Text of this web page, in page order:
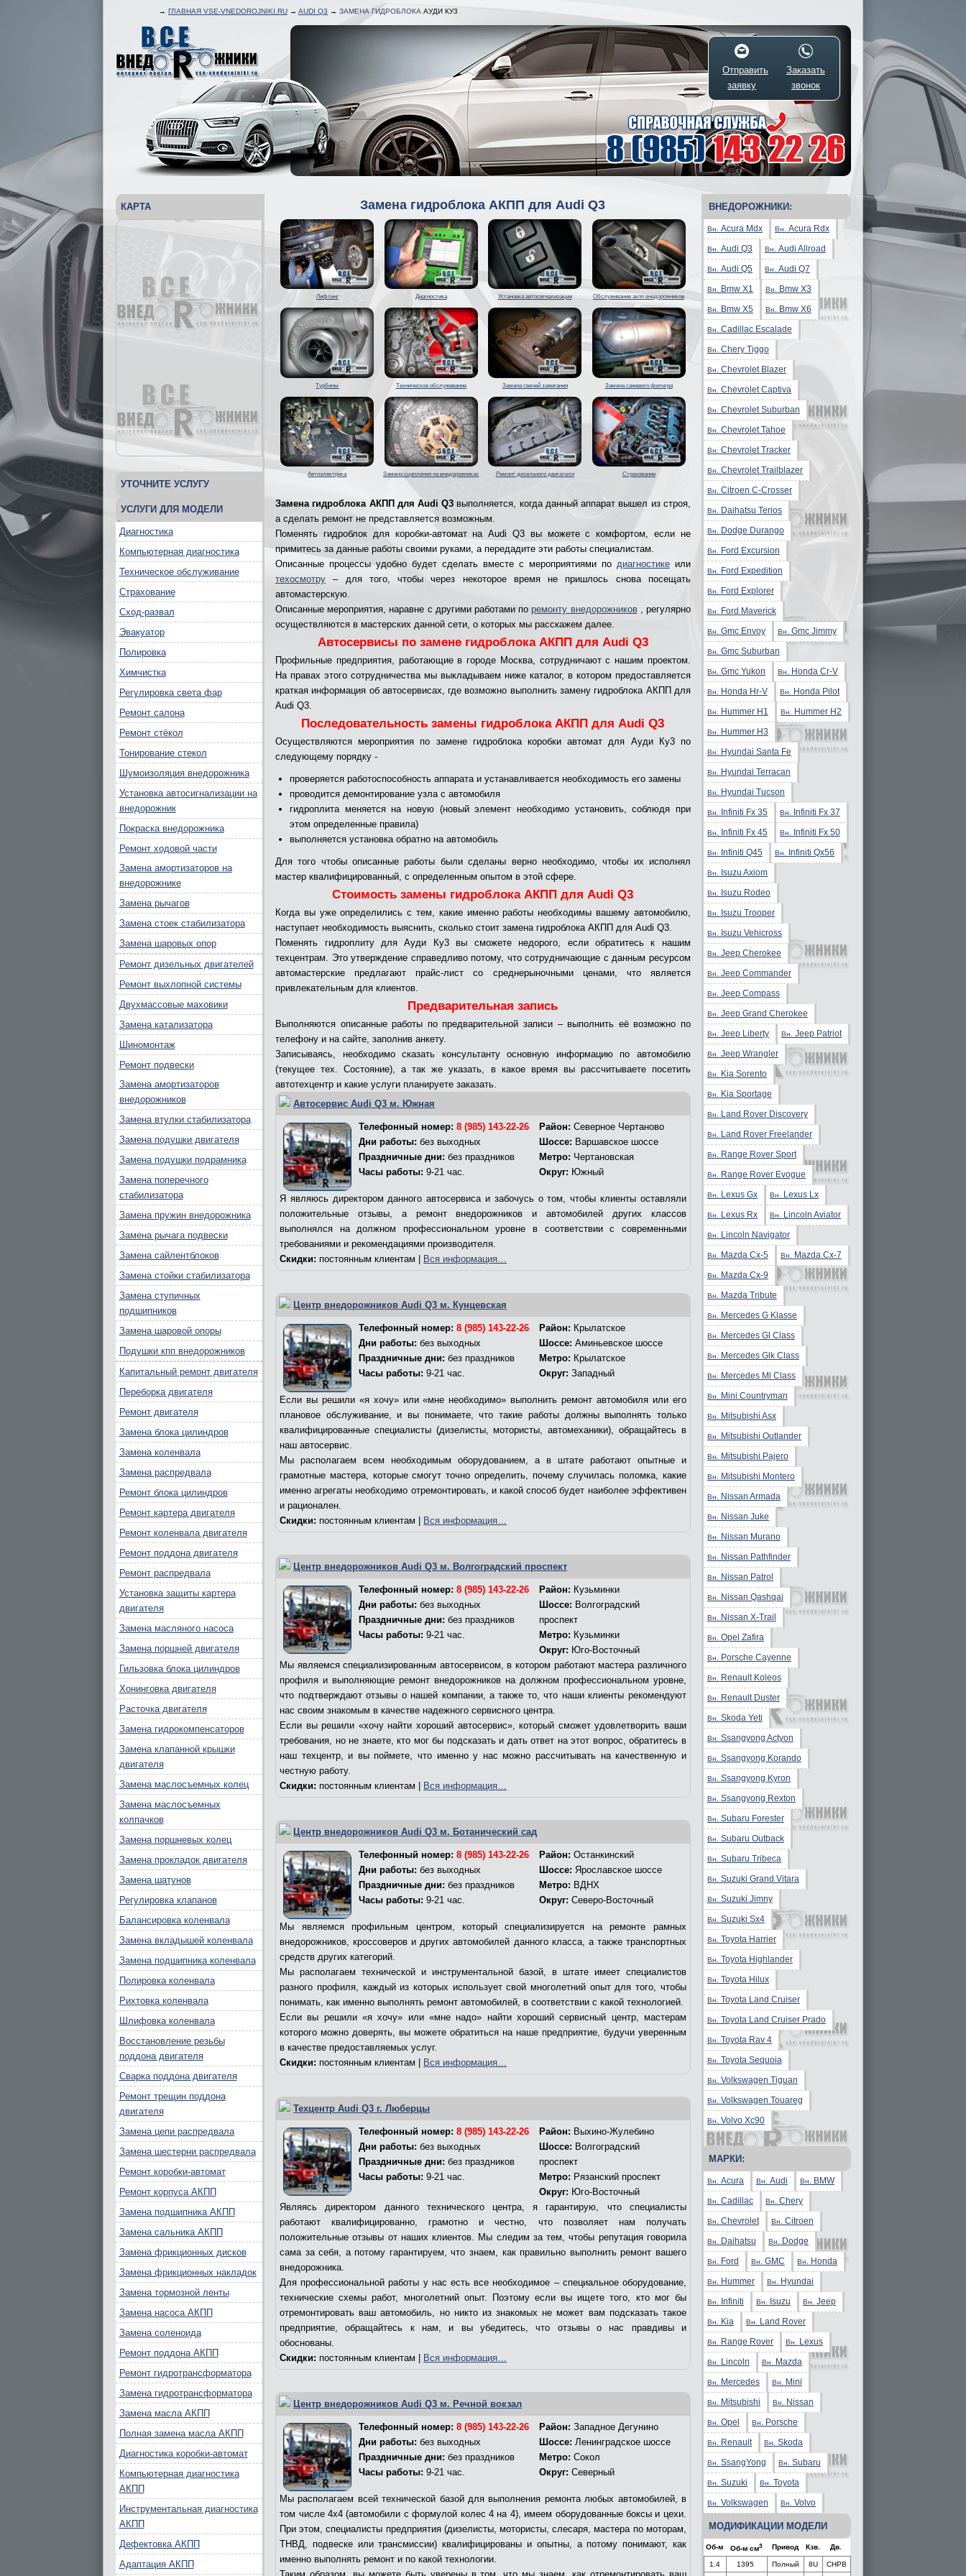
→ ГЛАВНАЯ VSE-VNEDOROJNIKI.RU → AUDI Q3 → ЗАМЕНА ГИДРОБЛОКА АУДИ КУ3
Отправить
заявку
Заказать
звонок
Замена гидроблока АКПП для Audi Q3
Лифтинг Диагностика Установка автосигнализации Обслуживание акпп внедорожников
Турбины Техническое обслуживание Замена свечей зажигания Замена сажевого фильтра
Автоэлектрика Замена сцепления на внедорожниках Ремонт дизельного двигателя Страхование
Замена гидроблока АКПП для Audi Q3 выполняется, когда данный аппарат вышел из строя,
а сделать ремонт не представляется возможным.
Поменять гидроблок для коробки-автомат на Audi Q3 вы можете с комфортом, если не
примитесь за данные работы своими руками, а передадите эти работы специалистам.
Описанные процессы удобно будет сделать вместе с мероприятиями по диагностикеили
техосмотру – для того, чтобы через некоторое время не пришлось снова посещать
автомастерскую.
Описанные мероприятия, наравне с другими работами поремонту внедорожников, регулярно
осуществляются в мастерских данной сети, о которых мы расскажем далее.
Автосервисы по замене гидроблока АКПП для Audi Q3
Профильные предприятия, работающие в городе Москва, сотрудничают с нашим проектом.
На правах этого сотрудничества мы выкладываем ниже каталог, в котором предоставляется
краткая информация об автосервисах, где возможно выполнить замену гидроблока АКПП для
Audi Q3.
Последовательность замены гидроблока АКПП для Audi Q3
Осуществляются мероприятия по замене гидроблока коробки автомат для Ауди Ку3 по
следующему порядку -
проверяется работоспособность аппарата и устанавливается необходимость его замены
проводится демонтирование узла с автомобиля
гидроплита меняется на новую (новый элемент необходимо установить, соблюдя при
этом определенные правила)
выполняется установка обратно на автомобиль
Для того чтобы описанные работы были сделаны верно необходимо, чтобы их исполнял
мастер квалифицированный, с определенным опытом в этой сфере.
Стоимость замены гидроблока АКПП для Audi Q3
Когда вы уже определились с тем, какие именно работы необходимы вашему автомобилю,
наступает необходимость выяснить, сколько стоит замена гидроблока АКПП для Audi Q3.
Поменять гидроплиту для Ауди Ку3 вы сможете недорого, если обратитесь к нашим
техцентрам. Это утверждение справедливо потому, что сотрудничающие с данным ресурсом
автомастерские предлагают прайс-лист со среднерыночными ценами, что является
привлекательным для клиентов.
Предварительная запись
Выполняются описанные работы по предварительной записи – выполнить её возможно по
телефону и на сайте, заполнив анкету.
Записываясь, необходимо сказать консультанту основную информацию по автомобилю
(текущее тех. Состояние), а так же указать, в какое время вы рассчитываете посетить
автотехцентр и какие услуги планируете заказать.
Автосервис Audi Q3 м. Южная
Телефонный номер:8 (985) 143-22-26
Дни работы: без выходных
Праздничные дни: без праздников
Часы работы: 9-21 час.
Район: Северное Чертаново
Шоссе: Варшавское шоссе
Метро: Чертановская
Округ: Южный
Я являюсь директором данного автосервиса и забочусь о том, чтобы клиенты оставляли
положительные отзывы, а ремонт внедорожников и автомобилей других классов
выполнялся на должном профессиональном уровне в соответствии с современными
требованиями и рекомендациями производителя.
Скидки: постоянным клиентам | Вся информация…
Центр внедорожников Audi Q3 м. Кунцевская
Телефонный номер:8 (985) 143-22-26
Дни работы: без выходных
Праздничные дни: без праздников
Часы работы: 9-21 час.
Район: Крылатское
Шоссе: Аминьевское шоссе
Метро: Крылатское
Округ: Западный
Если вы решили «я хочу» или «мне необходимо» выполнить ремонт автомобиля или его
плановое обслуживание, и вы понимаете, что такие работы должны выполнять только
квалифицированные специалисты (дизелисты, мотористы, автомеханики), обращайтесь в
наш автосервис.
Мы располагаем всем необходимым оборудованием, а в штате работают опытные и
грамотные мастера, которые смогут точно определить, почему случилась поломка, какие
именно агрегаты необходимо отремонтировать, и какой способ будет наиболее эффективен
и рационален.
Скидки: постоянным клиентам | Вся информация…
Центр внедорожников Audi Q3 м. Волгоградский проспект
Телефонный номер:8 (985) 143-22-26
Дни работы: без выходных
Праздничные дни: без праздников
Часы работы: 9-21 час.
Район: Кузьминки
Шоссе: Волгоградский
проспект
Метро: Кузьминки
Округ: Юго-Восточный
Мы являемся специализированным автосервисом, в котором работают мастера различного
профиля и выполняющие ремонт внедорожников на должном профессиональном уровне,
что подтверждают отзывы о нашей компании, а также то, что наши клиенты рекомендуют
нас своим знакомым в качестве надежного сервисного центра.
Если вы решили «хочу найти хороший автосервис», который сможет удовлетворить ваши
требования, но не знаете, кто мог бы подсказать и дать ответ на этот вопрос, обратитесь в
наш техцентр, и вы поймете, что именно у нас можно рассчитывать на качественную и
честную работу.
Скидки: постоянным клиентам | Вся информация…
Центр внедорожников Audi Q3 м. Ботанический сад
Телефонный номер:8 (985) 143-22-26
Дни работы: без выходных
Праздничные дни: без праздников
Часы работы: 9-21 час.
Район: Останкинский
Шоссе: Ярославское шоссе
Метро: ВДНХ
Округ: Северо-Восточный
Мы являемся профильным центром, который специализируется на ремонте рамных
внедорожников, кроссоверов и других автомобилей данного класса, а также транспортных
средств других категорий.
Мы располагаем технической и инструментальной базой, в штате имеет специалистов
разного профиля, каждый из которых использует свой многолетний опыт для того, чтобы
понимать, как именно выполнять ремонт автомобилей, в соответствии с какой технологией.
Если вы решили «я хочу» или «мне надо» найти хороший сервисный центр, мастерам
которого можно доверять, вы можете обратиться на наше предприятие, будучи уверенным
в качестве предоставляемых услуг.
Скидки: постоянным клиентам | Вся информация…
Техцентр Audi Q3 г. Люберцы
Телефонный номер:8 (985) 143-22-26
Дни работы: без выходных
Праздничные дни: без праздников
Часы работы: 9-21 час.
Район: Выхино-Жулебино
Шоссе: Волгоградский
проспект
Метро: Рязанский проспект
Округ: Юго-Восточный
Являясь директором данного технического центра, я гарантирую, что специалисты
работают квалифицированно, грамотно и честно, что позволяет нам получать
положительные отзывы от наших клиентов. Мы следим за тем, чтобы репутация говорила
сама за себя, а потому гарантируем, что знаем, как правильно выполнить ремонт вашего
внедорожника.
Для профессиональной работы у нас есть все необходимое – специальное оборудование,
технические схемы работ, многолетний опыт. Поэтому если вы ищете того, кто мог бы
отремонтировать ваш автомобиль, но никто из знакомых не может вам подсказать такое
предприятие, обращайтесь к нам, и вы убедитесь, что отзывы о нас правдивы и
обоснованы.
Скидки: постоянным клиентам | Вся информация…
Центр внедорожников Audi Q3 м. Речной вокзал
Телефонный номер:8 (985) 143-22-26
Дни работы: без выходных
Праздничные дни: без праздников
Часы работы: 9-21 час.
Район: Западное Дегунино
Шоссе: Ленинградское шоссе
Метро: Сокол
Округ: Северный
Мы располагаем всей технической базой для выполнения ремонта любых автомобилей, в
том числе 4х4 (автомобили с формулой колес 4 на 4), имеем оборудованные боксы и цехи.
При этом, специалисты предприятия (дизелисты, мотористы, слесаря, мастера по моторам,
ТНВД, подвеске или трансмиссии) квалифицированы и опытны, а потому понимают, как
именно выполнять ремонт и по какой технологии.
КАРТА
УТОЧНИТЕ УСЛУГУ
УСЛУГИ ДЛЯ МОДЕЛИ
Диагностика
Компьютерная диагностика
Техническое обслуживание
Страхование
Сход-развал
Эвакуатор
Полировка
Химчистка
Регулировка света фар
Ремонт салона
Ремонт стёкол
Тонирование стекол
Шумоизоляция внедорожника
Установка автосигнализации на
внедорожник
Покраска внедорожника
Ремонт ходовой части
Замена амортизаторов на
внедорожнике
Замена рычагов
Замена стоек стабилизатора
Замена шаровых опор
Ремонт дизельных двигателей
Ремонт выхлопной системы
Двухмассовые маховики
Замена катализатора
Шиномонтаж
Ремонт подвески
Замена амортизаторов
внедорожников
Замена втулки стабилизатора
Замена подушки двигателя
Замена подушки подрамника
Замена поперечного
стабилизатора
Замена пружин внедорожника
Замена рычага подвески
Замена сайлентблоков
Замена стойки стабилизатора
Замена ступичных
подшипников
Замена шаровой опоры
Подушки кпп внедорожников
Капитальный ремонт двигателя
Переборка двигателя
Ремонт двигателя
Замена блока цилиндров
Замена коленвала
Замена распредвала
Ремонт блока цилиндров
Ремонт картера двигателя
Ремонт коленвала двигателя
Ремонт поддона двигателя
Ремонт распредвала
Установка защиты картера
двигателя
Замена масляного насоса
Замена поршней двигателя
Гильзовка блока цилиндров
Хонинговка двигателя
Расточка двигателя
Замена гидрокомпенсаторов
Замена клапанной крышки
двигателя
Замена маслосъемных колец
Замена маслосъемных
колпачков
Замена поршневых колец
Замена прокладок двигателя
Замена шатунов
Регулировка клапанов
Балансировка коленвала
Замена вкладышей коленвала
Замена подшипника коленвала
Полировка коленвала
Рихтовка коленвала
Шлифовка коленвала
Восстановление резьбы
поддона двигателя
Сварка поддона двигателя
Ремонт трещин поддона
двигателя
Замена цепи распредвала
Замена шестерни распредвала
Ремонт коробки-автомат
Ремонт корпуса АКПП
Замена подшипника АКПП
Замена сальника АКПП
Замена фрикционных дисков
Замена фрикционных накладок
Замена тормозной ленты
Замена насоса АКПП
Замена соленоида
Ремонт поддона АКПП
Ремонт гидротрансформатора
Замена гидротрансформатора
Замена масла АКПП
Полная замена масла АКПП
Диагностика коробки-автомат
Компьютерная диагностика
АКПП
Инструментальная диагностика
АКПП
Дефектовка АКПП
Адаптация АКПП
ВНЕДОРОЖНИКИ:
Вн. Acura Mdx Вн. Acura Rdx
Вн. Audi Q3 Вн. Audi Allroad
Вн. Audi Q5 Вн. Audi Q7
Вн. Bmw X1 Вн. Bmw X3
Вн. Bmw X5 Вн. Bmw X6
Вн. Cadillac Escalade
Вн. Chery Tiggo
Вн. Chevrolet Blazer
Вн. Chevrolet Captiva
Вн. Chevrolet Suburban
Вн. Chevrolet Tahoe
Вн. Chevrolet Tracker
Вн. Chevrolet Trailblazer
Вн. Citroen C-Crosser
Вн. Daihatsu Terios
Вн. Dodge Durango
Вн. Ford Excursion
Вн. Ford Expedition
Вн. Ford Explorer
Вн. Ford Maverick
Вн. Gmc Envoy Вн. Gmc Jimmy
Вн. Gmc Suburban
Вн. Gmc Yukon Вн. Honda Cr-V
Вн. Honda Hr-V Вн. Honda Pilot
Вн. Hummer H1 Вн. Hummer H2
Вн. Hummer H3
Вн. Hyundai Santa Fe
Вн. Hyundai Terracan
Вн. Hyundai Tucson
Вн. Infiniti Fx 35 Вн. Infiniti Fx 37
Вн. Infiniti Fx 45 Вн. Infiniti Fx 50
Вн. Infiniti Q45 Вн. Infiniti Qx56
Вн. Isuzu Axiom
Вн. Isuzu Rodeo
Вн. Isuzu Trooper
Вн. Isuzu Vehicross
Вн. Jeep Cherokee
Вн. Jeep Commander
Вн. Jeep Compass
Вн. Jeep Grand Cherokee
Вн. Jeep Liberty Вн. Jeep Patriot
Вн. Jeep Wrangler
Вн. Kia Sorento
Вн. Kia Sportage
Вн. Land Rover Discovery
Вн. Land Rover Freelander
Вн. Range Rover Sport
Вн. Range Rover Evogue
Вн. Lexus Gx Вн. Lexus Lx
Вн. Lexus Rx Вн. Lincoln Aviator
Вн. Lincoln Navigator
Вн. Mazda Cx-5 Вн. Mazda Cx-7
Вн. Mazda Cx-9
Вн. Mazda Tribute
Вн. Mercedes G Klasse
Вн. Mercedes Gl Class
Вн. Mercedes Glk Class
Вн. Mercedes Ml Class
Вн. Mini Countryman
Вн. Mitsubishi Asx
Вн. Mitsubishi Outlander
Вн. Mitsubishi Pajero
Вн. Mitsubishi Montero
Вн. Nissan Armada
Вн. Nissan Juke
Вн. Nissan Murano
Вн. Nissan Pathfinder
Вн. Nissan Patrol
Вн. Nissan Qashqai
Вн. Nissan X-Trail
Вн. Opel Zafira
Вн. Porsche Cayenne
Вн. Renault Koleos
Вн. Renault Duster
Вн. Skoda Yeti
Вн. Ssangyong Actyon
Вн. Ssangyong Korando
Вн. Ssangyong Kyron
Вн. Ssangyong Rexton
Вн. Subaru Forester
Вн. Subaru Outback
Вн. Subaru Tribeca
Вн. Suzuki Grand Vitara
Вн. Suzuki Jimny
Вн. Suzuki Sx4
Вн. Toyota Harrier
Вн. Toyota Highlander
Вн. Toyota Hilux
Вн. Toyota Land Cruiser
Вн. Toyota Land Cruiser Prado
Вн. Toyota Rav 4
Вн. Toyota Sequoia
Вн. Volkswagen Tiguan
Вн. Volkswagen Touareg
Вн. Volvo Xc90
МАРКИ:
Вн. Acura Вн. Audi Вн. BMW
Вн. Cadillac Вн. Chery
Вн. Chevrolet Вн. Citroen
Вн. Daihatsu Вн. Dodge
Вн. Ford Вн. GMC Вн. Honda
Вн. Hummer Вн. Hyundai
Вн. Infiniti Вн. Isuzu Вн. Jeep
Вн. Kia Вн. Land Rover
Вн. Range Rover Вн. Lexus
Вн. Lincoln Вн. Mazda
Вн. Mercedes Вн. Mini
Вн. Mitsubishi Вн. Nissan
Вн. Opel Вн. Porsche
Вн. Renault Вн. Skoda
Вн. SsangYong Вн. Subaru
Вн. Suzuki Вн. Toyota
Вн. Volkswagen Вн. Volvo
МОДИФИКАЦИИ МОДЕЛИ
Об-м Об-м см3 Привод Кзв. Дв.
1.4 1395 Полный 8U CHPB